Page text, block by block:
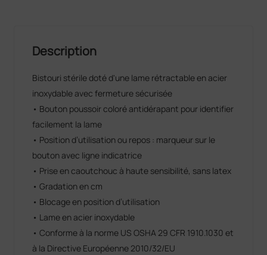
Description
Bistouri stérile doté d'une lame rétractable en acier
inoxydable avec fermeture sécurisée
• Bouton poussoir coloré antidérapant pour identifier
facilement la lame
• Position d’utilisation ou repos : marqueur sur le
bouton avec ligne indicatrice
• Prise en caoutchouc à haute sensibilité, sans latex
• Gradation en cm
• Blocage en position d’utilisation
• Lame en acier inoxydable
• Conforme à la norme US OSHA 29 CFR 1910.1030 et
à la Directive Européenne 2010/32/EU